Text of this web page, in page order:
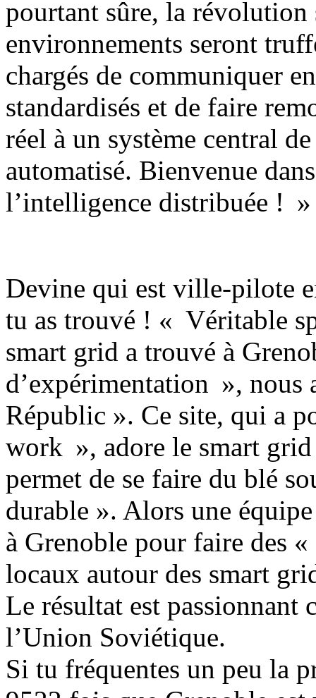
pourtant sûre, la révolution
environnements seront
chargés de communiquer
standardisés et de faire
réel à un système central
automatisé. Bienvenue
l’intelligence distribuée ! »
Devine qui est ville-pilote
tu as trouvé ! « Véritable
smart grid a trouvé à
d’expérimentation », nous
Républic ». Ce site, qui a
work », adore le smart
permet de se faire du blé
durable ». Alors une
à Grenoble pour faire des
locaux autour des smart
Le résultat est passionnant
l’Union Soviétique.
Si tu fréquentes un peu la